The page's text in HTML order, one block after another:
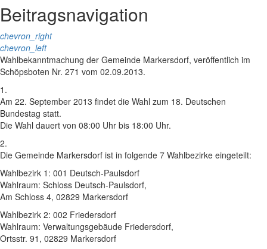
Beitragsnavigation
chevron_right
chevron_left
Wahlbekanntmachung der Gemeinde Markersdorf, veröffentlich im
Schöpsboten Nr. 271 vom 02.09.2013.
1.
Am 22. September 2013 findet die Wahl zum 18. Deutschen
Bundestag statt.
Die Wahl dauert von 08:00 Uhr bis 18:00 Uhr.
2.
Die Gemeinde Markersdorf ist in folgende 7 Wahlbezirke eingeteilt:
Wahlbezirk 1: 001 Deutsch-Paulsdorf
Wahlraum: Schloss Deutsch-Paulsdorf,
Am Schloss 4, 02829 Markersdorf
Wahlbezirk 2: 002 Friedersdorf
Wahlraum: Verwaltungsgebäude Friedersdorf,
Ortsstr. 91, 02829 Markersdorf